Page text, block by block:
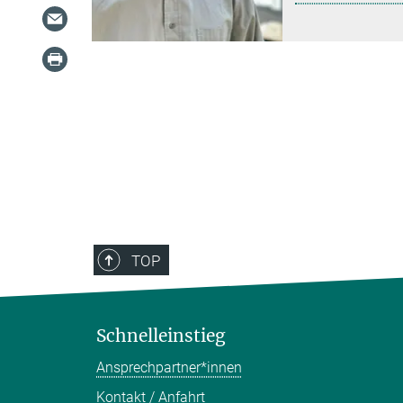
TOP
Schnelleinstieg
Ansprechpartner*innen
Kontakt / Anfahrt